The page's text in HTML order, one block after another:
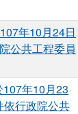
年10月24日
公共工程委員
年10月23
行政院公共